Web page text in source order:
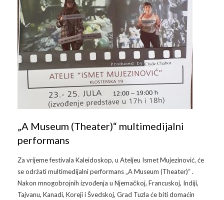
„A Museum (Theater)“ multimedijalni
performans
Za vrijeme festivala Kaleidoskop, u Ateljeu Ismet Mujezinović, će
se održati multimedijalni performans „A Museum (Theater)“ .
Nakon mnogobrojnih izvođenja u Njemačkoj, Francuskoj, Indiji,
Tajvanu, Kanadi, Koreji i Švedskoj, Grad Tuzla će biti domaćin